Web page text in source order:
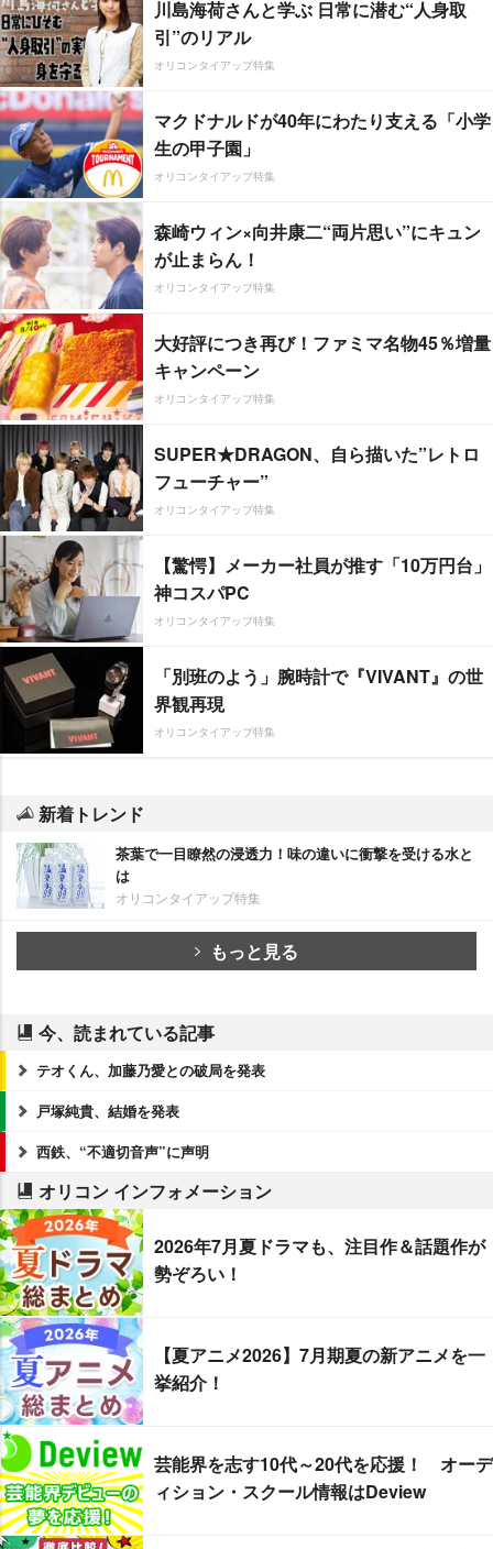
川島海荷さんと学ぶ 日常に潜む“人身取
引”のリアル
オリコンタイアップ特集
マクドナルドが40年にわたり支える「小学
生の甲子園」
オリコンタイアップ特集
森崎ウィン×向井康二“両片思い”にキュン
が止まらん！
オリコンタイアップ特集
大好評につき再び！ファミマ名物45％増量
キャンペーン
オリコンタイアップ特集
SUPER★DRAGON、自ら描いた”レトロ
フューチャー”
オリコンタイアップ特集
【驚愕】メーカー社員が推す「10万円台」
神コスパPC
オリコンタイアップ特集
「別班のよう」腕時計で『VIVANT』の世
界観再現
オリコンタイアップ特集
新着トレンド
茶葉で一目瞭然の浸透力！味の違いに衝撃を受ける水と
は
オリコンタイアップ特集
もっと見る
今、読まれている記事
テオくん、加藤乃愛との破局を発表
戸塚純貴、結婚を発表
西鉄、“不適切音声”に声明
オリコン インフォメーション
2026年7月夏ドラマも、注目作＆話題作が
勢ぞろい！
【夏アニメ2026】7月期夏の新アニメを一
挙紹介！
芸能界を志す10代～20代を応援！ オーデ
ィション・スクール情報はDeview